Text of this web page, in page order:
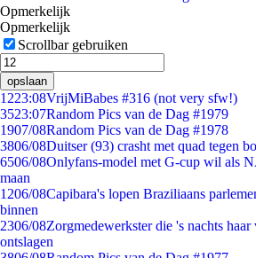
Opmerkelijk
Opmerkelijk
Scrollbar gebruiken
opslaan
1223:08VrijMiBabes #316 (not very sfw!)
3523:07Random Pics van de Dag #1979
1907/08Random Pics van de Dag #1978
3806/08Duitser (93) crasht met quad tegen
6506/08Onlyfans-model met G-cup wil als
maan
1206/08Capibara's lopen Braziliaans
binnen
2306/08Zorgmedewerkster die 's nachts
ontslagen